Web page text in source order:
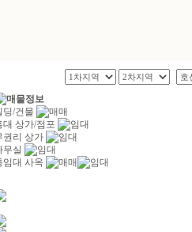
딩/건물
대 상가/점포
권리 상가
무실
임대 사옥